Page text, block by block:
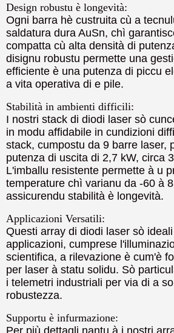
Design robustu è longevità:
Ogni barra hè custruita cù a
saldatura dura AuSn, chì
compatta cù alta densità di
disignu robustu permette una
efficiente è una putenza di piccu
a vita operativa di e pile.
Stabilità in ambienti difficili:
I nostri stack di diodi laser sò
in modu affidabile in cundizioni
stack, cumpostu da 9 barre laser,
putenza di uscita di 2,7 kW, circa
L'imballu resistente permette à u
temperature chì varianu da -60 à
assicurendu stabilità è longevità.
Applicazioni Versatili:
Questi array di diodi laser sò
applicazioni, cumprese
scientifica, a rilevazione è cum'è
per laser à statu solidu. Sò
i telemetri industriali per via di a
robustezza.
Supportu è infurmazione:
Per più dettagli nantu à i nostri